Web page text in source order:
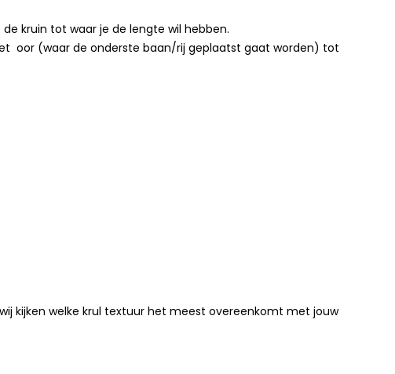
kruin tot waar je de lengte wil hebben.
oor (waar de onderste baan/rij geplaatst gaat worden) tot
kijken welke krul textuur het meest overeenkomt met jouw